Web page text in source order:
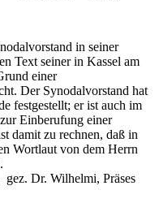
in seiner
Text seiner in Kassel am
einer
Der Synodalvorstand hat
festgestellt; er ist auch im
Einberufung einer
damit zu rechnen, daß in
Wortlaut von dem Herrn
Dr. Wilhelmi, Präses